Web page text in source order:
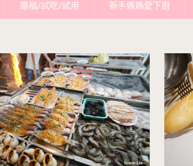
邀稿/試吃/試用 新手媽媽愛下廚